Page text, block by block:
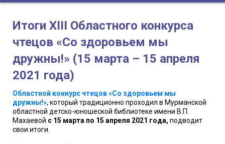
Итоги XIII Областного конкурса
чтецов «Со здоровьем мы
дружны!» (15 марта – 15 апреля
2021 года)
Областной конкурс чтецов «Со здоровьем мы
дружны!», который традиционно проходил в Мурманской
областной детско-юношеской библиотеке имени В.П.
Махаевой с 15 марта по 15 апреля 2021 года, подводит
свои итоги.